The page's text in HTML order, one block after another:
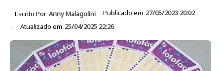
Escrito Por Anny Malagolini Publicado em 27/05/2023 20:02
Atualizado em 25/04/2025 22:26